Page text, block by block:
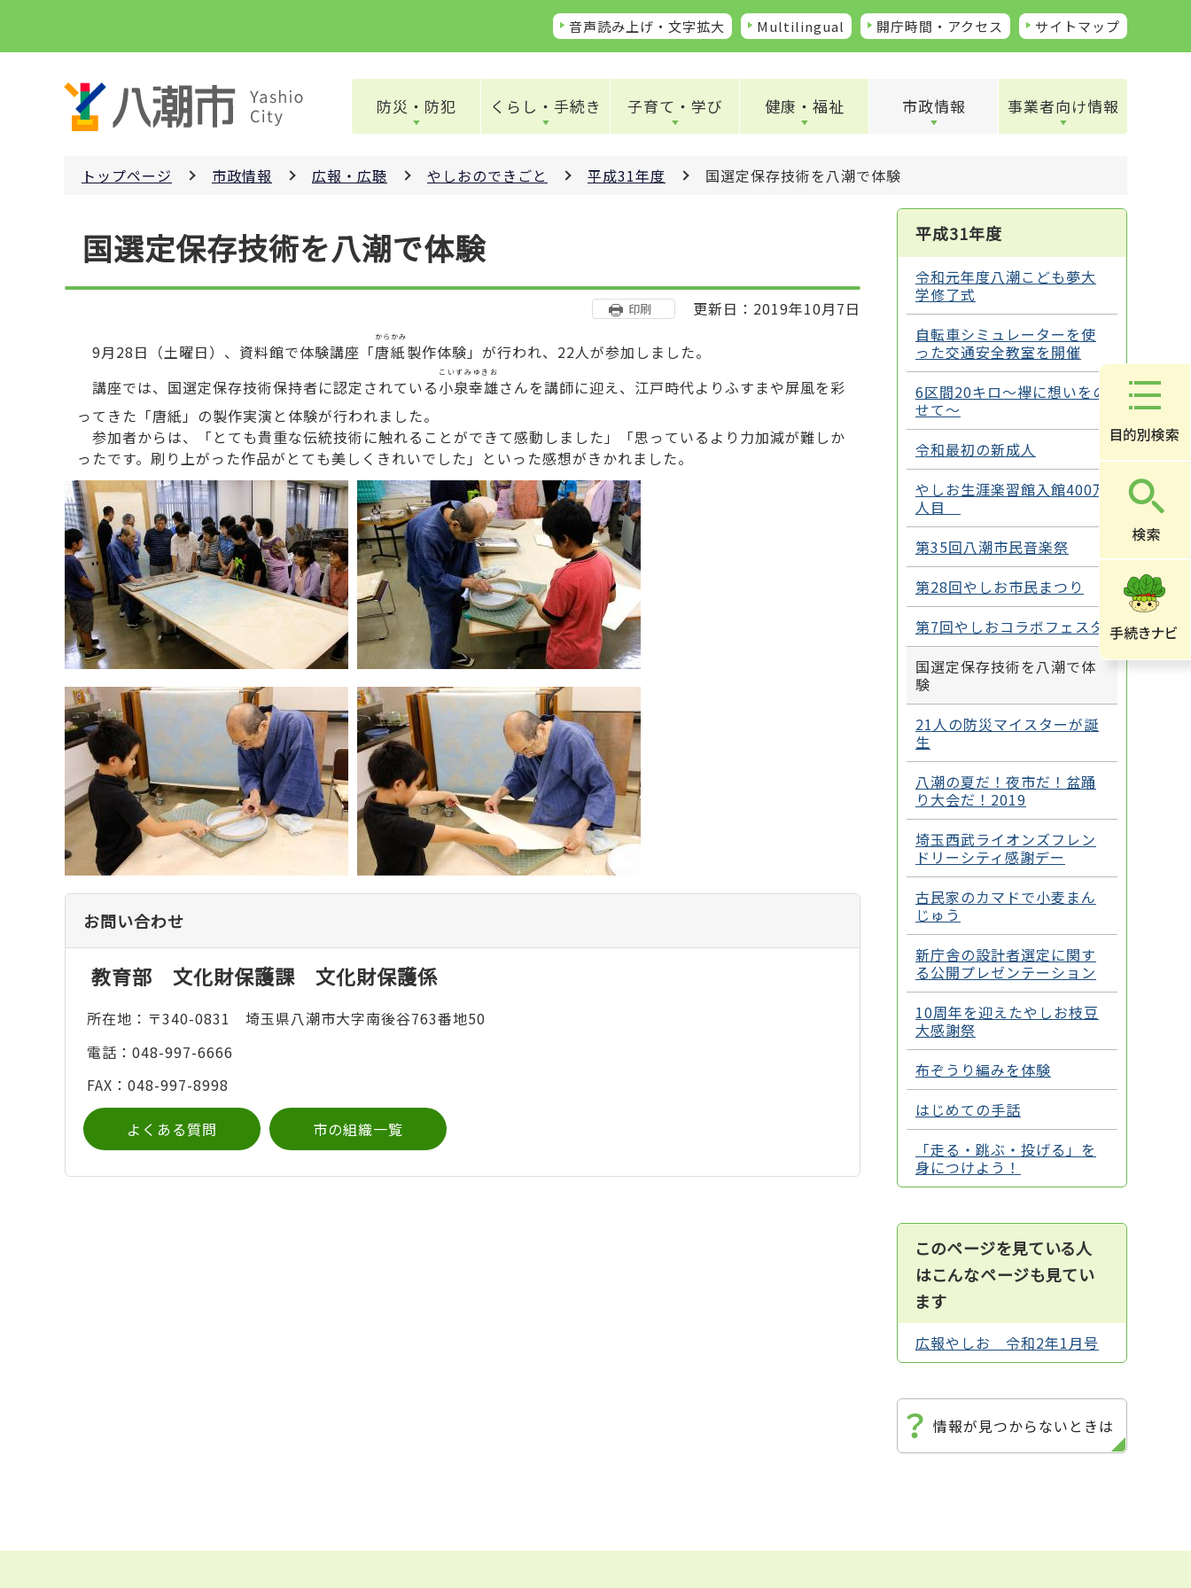
ペ
音声読み上げ・文字拡大 Multilingual 開庁時間・アクセス サイトマップ
防災・防犯 くらし・手続き 子育て・学び 健康・福祉 市政情報 事業者向け情報
トップページ 市政情報 広報・広聴 やしおのできごと 平成31年度 国選定保存技術を八潮で体験
国選定保存技術を八潮で体験
印刷 更新日：2019年10月7日
9月28日（土曜日）、資料館で体験講座「唐紙
からかみ
製作体験」が行われ、22人が参加しました。
講座では、国選定保存技術保持者に認定されている小泉幸雄
こいずみゆきお
さんを講師に迎え、江戸時代よりふすまや屏風を彩
ってきた「唐紙」の製作実演と体験が行われました。
参加者からは、「とても貴重な伝統技術に触れることができて感動しました」「思っているより力加減が難しか
ったです。刷り上がった作品がとても美しくきれいでした」といった感想がきかれました。
お問い合わせ
教育部 文化財保護課 文化財保護係
所在地：〒340-0831 埼玉県八潮市大字南後谷763番地50
電話：048-997-6666
FAX：048-997-8998
よくある質問 市の組織一覧
平成31年度
令和元年度八潮こども夢大
学修了式
自転車シミュレーターを使
った交通安全教室を開催
6区間20キロ～襷に想いをの
せて～
令和最初の新成人
やしお生涯楽習館入館400万
人目
第35回八潮市民音楽祭
第28回やしお市民まつり
第7回やしおコラボフェスタ
国選定保存技術を八潮で体
験
21人の防災マイスターが誕
生
八潮の夏だ！夜市だ！盆踊
り大会だ！2019
埼玉西武ライオンズフレン
ドリーシティ感謝デー
古民家のカマドで小麦まん
じゅう
新庁舎の設計者選定に関す
る公開プレゼンテーション
10周年を迎えたやしお枝豆
大感謝祭
布ぞうり編みを体験
はじめての手話
「走る・跳ぶ・投げる」を
身につけよう！
このページを見ている人
はこんなページも見てい
ます
広報やしお 令和2年1月号
情報が見つからないときは